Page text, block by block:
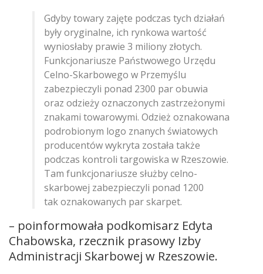
Gdyby towary zajęte podczas tych działań
były oryginalne, ich rynkowa wartość
wyniosłaby prawie 3 miliony złotych.
Funkcjonariusze Państwowego Urzędu
Celno-Skarbowego w Przemyślu
zabezpieczyli ponad 2300 par obuwia
oraz odzieży oznaczonych zastrzeżonymi
znakami towarowymi. Odzież oznakowana
podrobionym logo znanych światowych
producentów wykryta została także
podczas kontroli targowiska w Rzeszowie.
Tam funkcjonariusze służby celno-
skarbowej zabezpieczyli ponad 1200
tak oznakowanych par skarpet.
– poinformowała podkomisarz Edyta
Chabowska, rzecznik prasowy Izby
Administracji Skarbowej w Rzeszowie.